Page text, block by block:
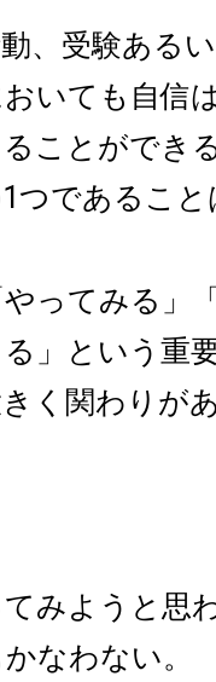
、受験ある
いても自信
ことができ
つであるこ
ってみる」
る」という重
く関わりが
みようと思
なわない。